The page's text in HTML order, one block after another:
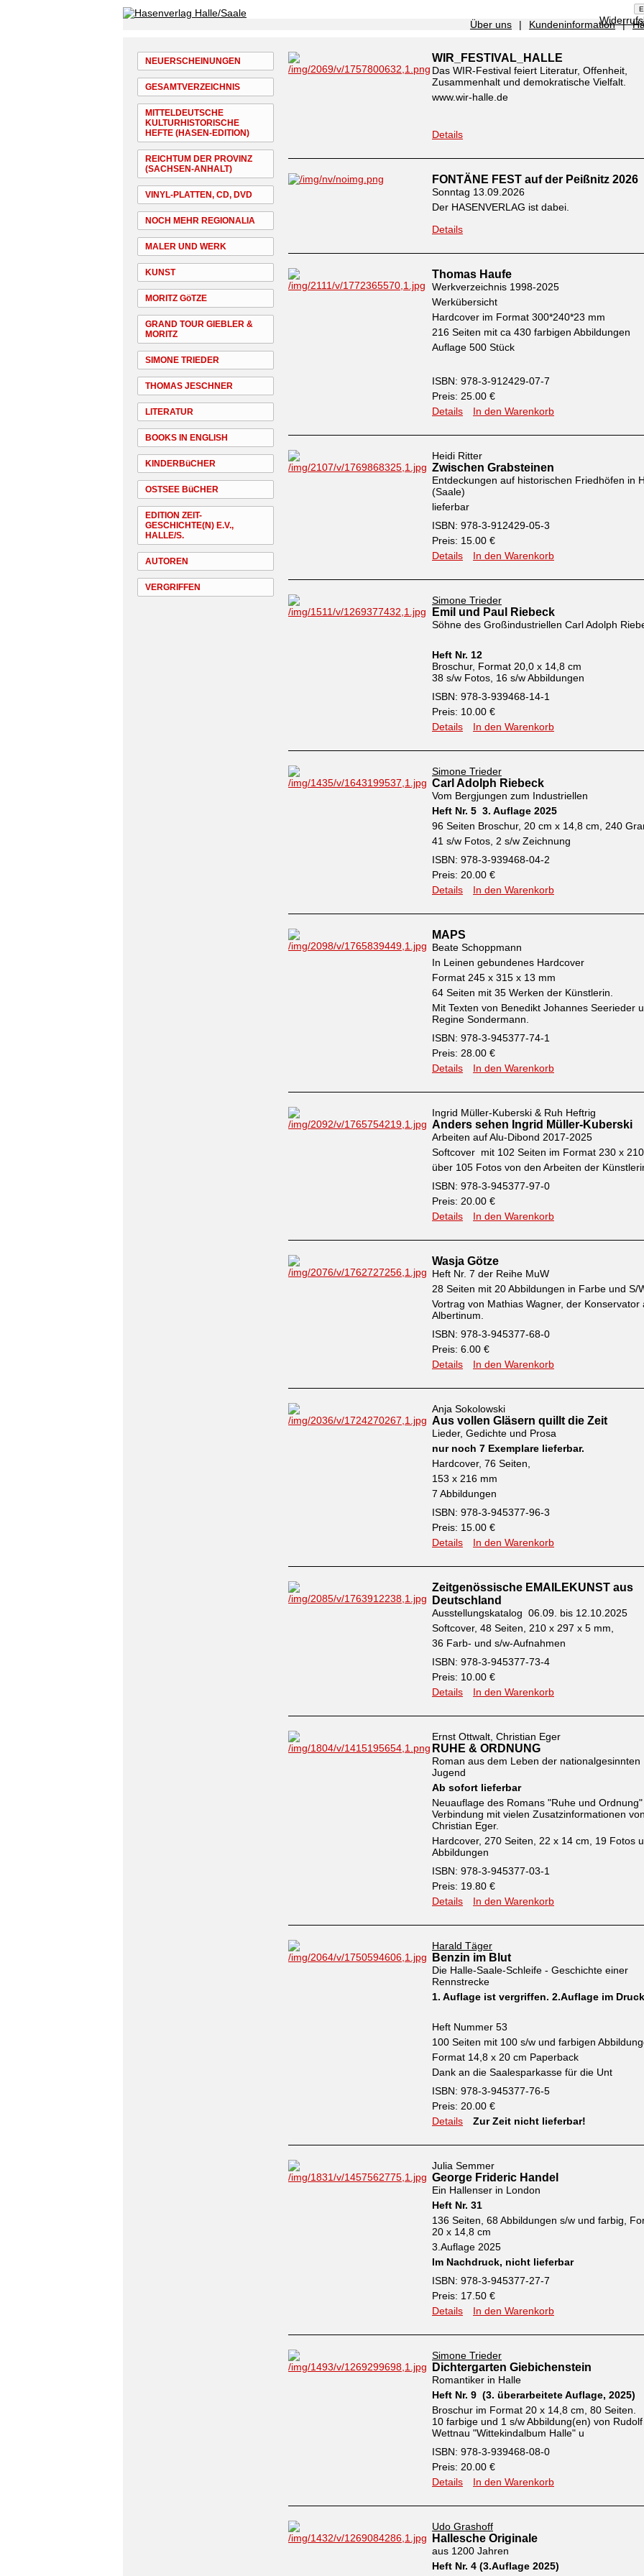
Über uns | Kundeninformation |
NEUERSCHEINUNGEN
GESAMTVERZEICHNIS
MITTELDEUTSCHE
KULTURHISTORISCHE
HEFTE (HASEN-EDITION)
REICHTUM DER PROVINZ
(SACHSEN-ANHALT)
VINYL-PLATTEN, CD, DVD
NOCH MEHR REGIONALIA
MALER UND WERK
KUNST
MORITZ GöTZE
GRAND TOUR GIEBLER &
MORITZ
SIMONE TRIEDER
THOMAS JESCHNER
LITERATUR
BOOKS IN ENGLISH
KINDERBüCHER
OSTSEE BüCHER
EDITION ZEIT-
GESCHICHTE(N) E.V.,
HALLE/S.
AUTOREN
VERGRIFFEN
WIR_FESTIVAL_HALLE
Das WIR-Festival feiert Literatur, Offenheit,
Zusammenhalt und demokratische Vielfalt.
www.wir-halle.de
Details
FONTÄNE FEST auf der Peißnitz 2026
Sonntag 13.09.2026
Der HASENVERLAG ist dabei.
Details
Thomas Haufe
Werkverzeichnis 1998-2025
Werkübersicht
Hardcover im Format 300*240*23 mm
216 Seiten mit ca 430 farbigen Abbildungen
Auflage 500 Stück
ISBN: 978-3-912429-07-7
Preis: 25.00 €
Details
In den Warenkorb
Heidi Ritter
Zwischen Grabsteinen
Entdeckungen auf historischen Friedhöfen in
(Saale)
lieferbar
ISBN: 978-3-912429-05-3
Preis: 15.00 €
Details
In den Warenkorb
Simone Trieder
Emil und Paul Riebeck
Söhne des Großindustriellen Carl Adolph
Heft Nr. 12
Broschur, Format 20,0 x 14,8 cm
38 s/w Fotos, 16 s/w Abbildungen
ISBN: 978-3-939468-14-1
Preis: 10.00 €
Details
In den Warenkorb
Simone Trieder
Carl Adolph Riebeck
Vom Bergjungen zum Industriellen
Heft Nr. 5 3. Auflage 2025
96 Seiten Broschur, 20 cm x 14,8 cm, 240
41 s/w Fotos, 2 s/w Zeichnung
ISBN: 978-3-939468-04-2
Preis: 20.00 €
Details
In den Warenkorb
MAPS
Beate Schoppmann
In Leinen gebundenes Hardcover
Format 245 x 315 x 13 mm
64 Seiten mit 35 Werken der Künstlerin.
Mit Texten von Benedikt Johannes Seerieder
Regine Sondermann.
ISBN: 978-3-945377-74-1
Preis: 28.00 €
Details
In den Warenkorb
Ingrid Müller-Kuberski & Ruh Heftrig
Anders sehen Ingrid Müller-Kuberski
Arbeiten auf Alu-Dibond 2017-2025
Softcover mit 102 Seiten im Format 230 x
über 105 Fotos von den Arbeiten der
ISBN: 978-3-945377-97-0
Preis: 20.00 €
Details
In den Warenkorb
Wasja Götze
Heft Nr. 7 der Reihe MuW
28 Seiten mit 20 Abbildungen in Farbe und S/
Vortrag von Mathias Wagner, der Konservator
Albertinum.
ISBN: 978-3-945377-68-0
Preis: 6.00 €
Details
In den Warenkorb
Anja Sokolowski
Aus vollen Gläsern quillt die Zeit
Lieder, Gedichte und Prosa
nur noch 7 Exemplare lieferbar.
Hardcover, 76 Seiten,
153 x 216 mm
7 Abbildungen
ISBN: 978-3-945377-96-3
Preis: 15.00 €
Details
In den Warenkorb
Zeitgenössische EMAILEKUNST aus
Deutschland
Ausstellungskatalog 06.09. bis 12.10.2025
Softcover, 48 Seiten, 210 x 297 x 5 mm,
36 Farb- und s/w-Aufnahmen
ISBN: 978-3-945377-73-4
Preis: 10.00 €
Details
In den Warenkorb
Ernst Ottwalt, Christian Eger
RUHE & ORDNUNG
Roman aus dem Leben der nationalgesinnten
Jugend
Ab sofort lieferbar
Neuauflage des Romans "Ruhe und Ordnung"
Verbindung mit vielen Zusatzinformationen von
Christian Eger.
Hardcover, 270 Seiten, 22 x 14 cm, 19 Fotos
Abbildungen
ISBN: 978-3-945377-03-1
Preis: 19.80 €
Details
In den Warenkorb
Harald Täger
Benzin im Blut
Die Halle-Saale-Schleife - Geschichte einer
Rennstrecke
1. Auflage ist vergriffen. 2.Auflage im Druck
Heft Nummer 53
100 Seiten mit 100 s/w und farbigen
Format 14,8 x 20 cm Paperback
Dank an die Saalesparkasse für die Unt
ISBN: 978-3-945377-76-5
Preis: 20.00 €
Details
Zur Zeit nicht lieferbar!
Julia Semmer
George Frideric Handel
Ein Hallenser in London
Heft Nr. 31
136 Seiten, 68 Abbildungen s/w und farbig,
20 x 14,8 cm
3.Auflage 2025
Im Nachdruck, nicht lieferbar
ISBN: 978-3-945377-27-7
Preis: 17.50 €
Details
In den Warenkorb
Simone Trieder
Dichtergarten Giebichenstein
Romantiker in Halle
Heft Nr. 9 (3. überarbeitete Auflage, 2025)
Broschur im Format 20 x 14,8 cm, 80 Seiten.
10 farbige und 1 s/w Abbildung(en) von Rudolf
Wettnau "Wittekindalbum Halle" u
ISBN: 978-3-939468-08-0
Preis: 20.00 €
Details
In den Warenkorb
Udo Grashoff
Hallesche Originale
aus 1200 Jahren
Heft Nr. 4 (3.Auflage 2025)